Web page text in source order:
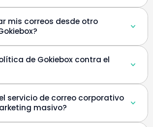
mis correos desde otro
de Gokiebox contra el
servicio de correo corporativo
masivo?